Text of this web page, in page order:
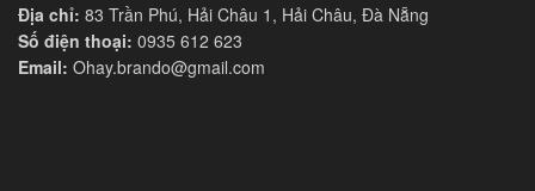
Địa chỉ: 83 Trần Phú, Hải Châu 1, Hải Châu, Đà Nẵng
Số điện thoại: 0935 612 623
Email: Ohay.brando@gmail.com